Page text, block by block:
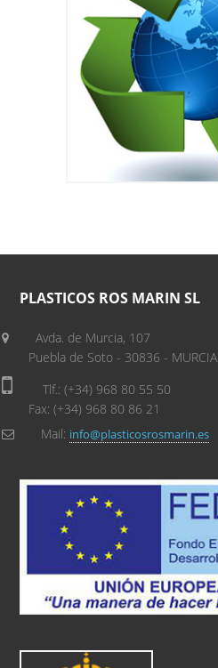
PLASTICOS ROS MARIN SL
Avda. de Murcia, 107
Puebla de Soto - 30836 - MURCIA
Tlf.: (+34) 968 80 55 50
Fax: (+34) 968 80 86 21
Mail: info@plasticosrosmarin.es